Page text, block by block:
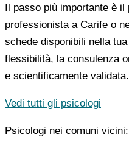
Il passo più importante è
professionista a Carife o
schede disponibili nella
flessibilità, la consulenza
e scientificamente validata.
Vedi tutti gli psicologi
Psicologi nei comuni vicini: